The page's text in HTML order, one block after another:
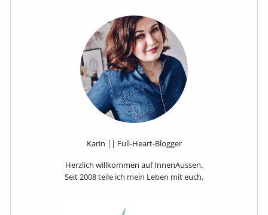
Karin || Full-Heart-Blogger
Herzlich willkommen auf InnenAussen.
Seit 2008 teile ich mein Leben mit euch.